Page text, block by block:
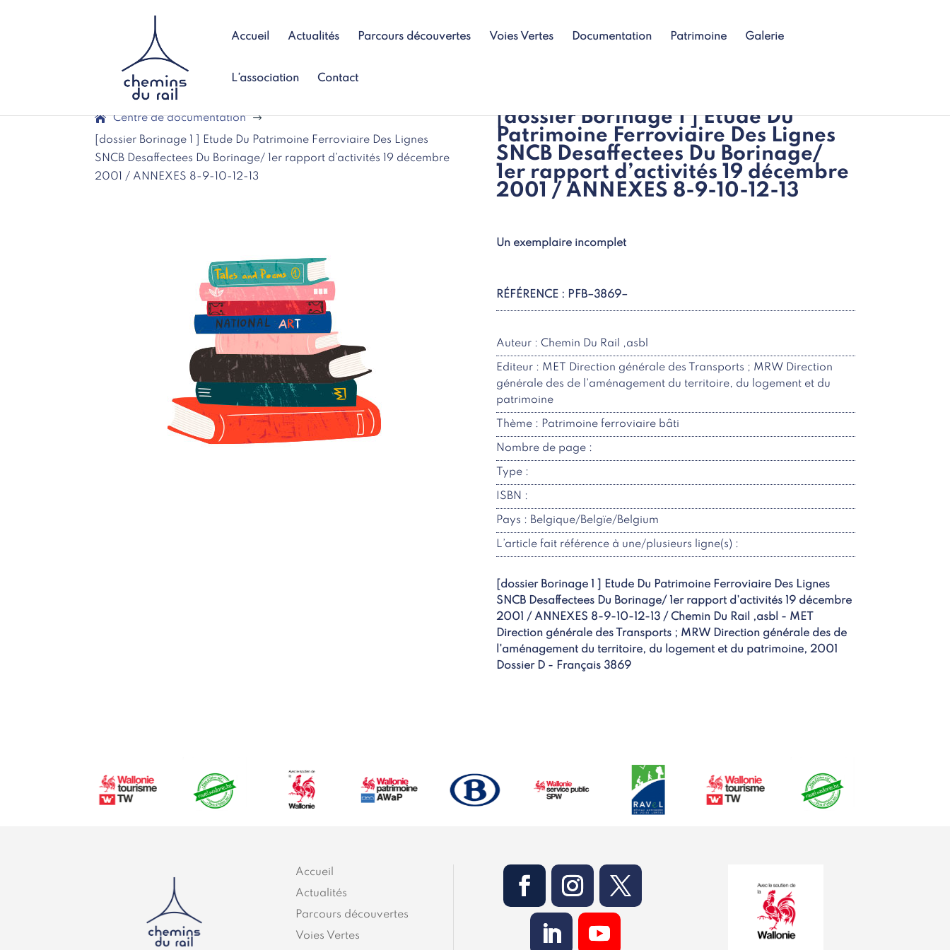
Accueil Actualités Parcours découvertes Voies Vertes Documentation Patrimoine Galerie
L’association Contact
Centre de documentation $
[dossier Borinage 1 ] Etude Du Patrimoine Ferroviaire Des Lignes
SNCB Desaffectees Du Borinage/ 1er rapport d’activités 19 décembre
2001 / ANNEXES 8-9-10-12-13
[dossier Borinage 1 ] Etude Du
Patrimoine Ferroviaire Des Lignes
SNCB Desaffectees Du Borinage/
1er rapport d’activités 19 décembre
2001 / ANNEXES 8-9-10-12-13
Un exemplaire incomplet
RÉFÉRENCE : PFB–3869–
Auteur : Chemin Du Rail ,asbl
Editeur : MET Direction générale des Transports ; MRW Direction
générale des de l'aménagement du territoire, du logement et du
patrimoine
Thème : Patrimoine ferroviaire bâti
Nombre de page :
Type :
ISBN :
Pays : Belgique/Belgïe/Belgium
L’article fait référence à une/plusieurs ligne(s) :
[dossier Borinage 1 ] Etude Du Patrimoine Ferroviaire Des Lignes
SNCB Desaffectees Du Borinage/ 1er rapport d'activités 19 décembre
2001 / ANNEXES 8-9-10-12-13 / Chemin Du Rail ,asbl - MET
Direction générale des Transports ; MRW Direction générale des de
l'aménagement du territoire, du logement et du patrimoine, 2001
Dossier D - Français 3869
Accueil
Actualités
Parcours découvertes
Voies Vertes